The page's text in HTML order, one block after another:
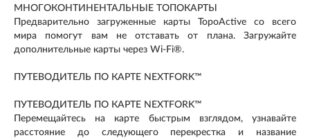
МНОГОКОНТИНЕНТАЛЬНЫЕ ТОПОКАРТЫ
Предварительно загруженные карты TopoActive со всего
мира помогут вам не отставать от плана. Загружайте
дополнительные карты через Wi-Fi®.
ПУТЕВОДИТЕЛЬ ПО КАРТЕ NEXTFORK™
ПУТЕВОДИТЕЛЬ ПО КАРТЕ NEXTFORK™
Перемещайтесь на карте быстрым взглядом, узнавайте
расстояние до следующего перекрестка и название